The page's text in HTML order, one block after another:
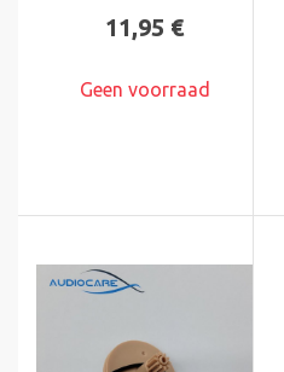
11,95 €
Geen voorraad